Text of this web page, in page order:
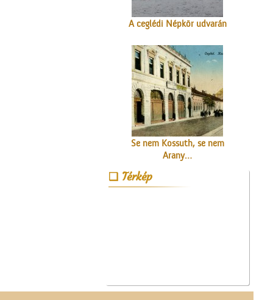
A ceglédi Népkör udvarán
Se nem Kossuth, se nem
Arany…
Térkép